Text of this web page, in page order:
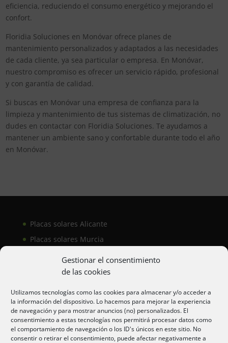
Gestionar el consentimiento
de las cookies
Utilizamos tecnologías como las cookies para almacenar y/o acceder a
la información del dispositivo. Lo hacemos para mejorar la experiencia
de navegación y para mostrar anuncios (no) personalizados. El
consentimiento a estas tecnologías nos permitirá procesar datos como
el comportamiento de navegación o los ID's únicos en este sitio. No
consentir o retirar el consentimiento, puede afectar negativamente a
eficiencia, reduciendo el consumo energético y mejorando el
confort.
Floridia Soluciones en Monóvar ofrece planes de
mantenimiento personalizados y adaptados a las necesidades
de cada cliente, ya sea particular o empresa. En Monóvar,
nuestro compromiso es ofrecer un servicio rápido, profesional
y con garantía de calidad.
Si buscas en Monóvar una empresa de confianza para la
limpieza y mantenimiento de tus sistemas de climatización, no
dudes en contactar con Floridia Soluciones. Te ayudamos a
mantener un ambiente sano y confortable durante todo el año
en Monóvar.
Placas solares Alicante
Placas solares Murcia
Aire acondicionado Alicante
Aire acondicionador Murcia
Aire acondicionado San Juan